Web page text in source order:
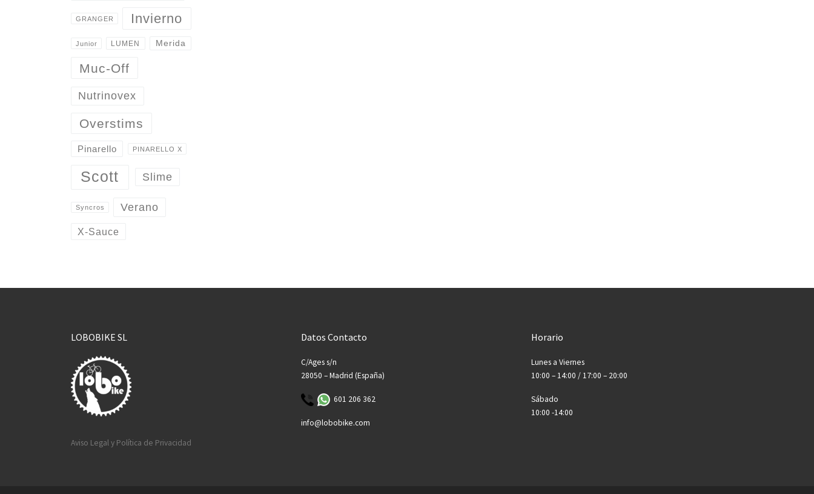
GRANGER Invierno
Junior LUMEN Merida
Muc-Off
Nutrinovex
Overstims
Pinarello PINARELLO X
Scott Slime
Syncros Verano
X-Sauce
LOBOBIKE SL
Aviso Legal y Política de Privacidad
Datos Contacto
C/Ages s/n
28050 – Madrid (España)
601 206 362
info@lobobike.com
Horario
Lunes a Viernes
10:00 – 14:00 / 17:00 – 20:00
Sábado
10:00 -14:00